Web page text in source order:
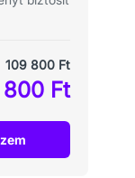
109 800 Ft
800 Ft